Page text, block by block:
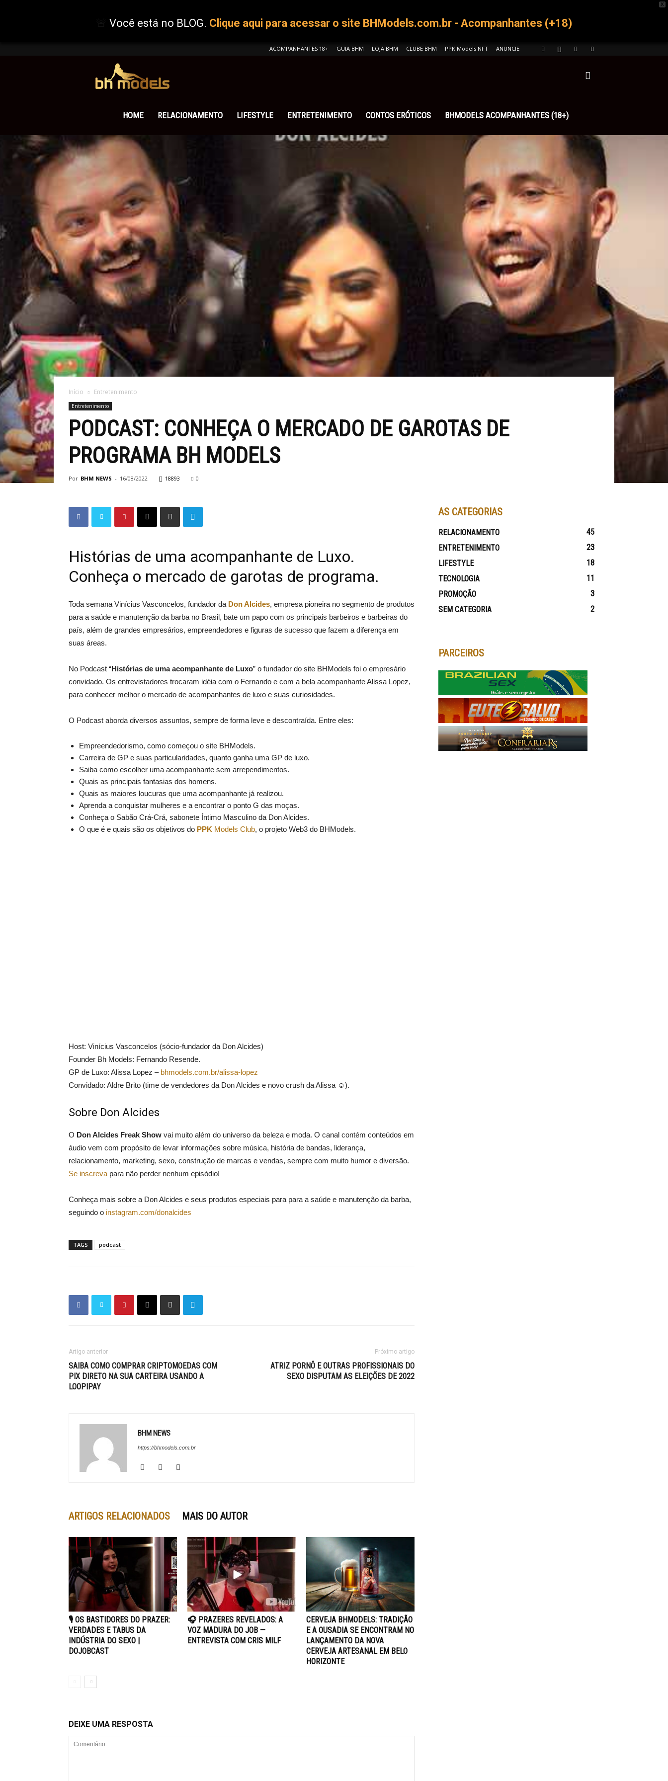
X
Você está no BLOG. Clique aqui para acessar o site BHModels.com.br - Acompanhantes (+18)
ACOMPANHANTES 18+ GUIA BHM LOJA BHM CLUBE BHM PPK Models NFT ANUNCIE
BLOG
HOME RELACIONAMENTO LIFESTYLE ENTRETENIMENTO CONTOS ERÓTICOS BHMODELS ACOMPANHANTES (18+)
Início Entretenimento
Entretenimento
PODCAST: CONHEÇA O MERCADO DE GAROTAS DE
PROGRAMA BH MODELS
Por BHM NEWS - 16/08/2022 18893 0
Histórias de uma acompanhante de Luxo.
Conheça o mercado de garotas de programa.
Toda semana Vinícius Vasconcelos, fundador da Don Alcides, empresa pioneira no segmento de produtos
para a saúde e manutenção da barba no Brasil, bate um papo com os principais barbeiros e barbeiras do
país, além de grandes empresários, empreendedores e figuras de sucesso que fazem a diferença em
suas áreas.
No Podcast “Histórias de uma acompanhante de Luxo” o fundador do site BHModels foi o empresário
convidado. Os entrevistadores trocaram idéia com o Fernando e com a bela acompanhante Alissa Lopez,
para conhecer melhor o mercado de acompanhantes de luxo e suas curiosidades.
O Podcast aborda diversos assuntos, sempre de forma leve e descontraída. Entre eles:
Empreendedorismo, como começou o site BHModels.
Carreira de GP e suas particularidades, quanto ganha uma GP de luxo.
Saiba como escolher uma acompanhante sem arrependimentos.
Quais as principais fantasias dos homens.
Quais as maiores loucuras que uma acompanhante já realizou.
Aprenda a conquistar mulheres e a encontrar o ponto G das moças.
Conheça o Sabão Crá-Crá, sabonete Íntimo Masculino da Don Alcides.
O que é e quais são os objetivos do PPK Models Club, o projeto Web3 do BHModels.
Host: Vinícius Vasconcelos (sócio-fundador da Don Alcides)
Founder Bh Models: Fernando Resende.
GP de Luxo: Alissa Lopez – bhmodels.com.br/alissa-lopez
Convidado: Aldre Brito (time de vendedores da Don Alcides e novo crush da Alissa ☺).
Sobre Don Alcides
O Don Alcides Freak Show vai muito além do universo da beleza e moda. O canal contém conteúdos em
áudio vem com propósito de levar informações sobre música, história de bandas, liderança,
relacionamento, marketing, sexo, construção de marcas e vendas, sempre com muito humor e diversão.
Se inscreva para não perder nenhum episódio!
Conheça mais sobre a Don Alcides e seus produtos especiais para para a saúde e manutenção da barba,
seguindo o instagram.com/donalcides
TAGS podcast
Artigo anterior
SAIBA COMO COMPRAR CRIPTOMOEDAS COM
PIX DIRETO NA SUA CARTEIRA USANDO A
LOOPIPAY
Próximo artigo
ATRIZ PORNÔ E OUTRAS PROFISSIONAIS DO
SEXO DISPUTAM AS ELEIÇÕES DE 2022
BHM NEWS
https://bhmodels.com.br
ARTIGOS RELACIONADOS MAIS DO AUTOR
🎙️ OS BASTIDORES DO PRAZER:
VERDADES E TABUS DA
INDÚSTRIA DO SEXO |
DOJOBCAST
🎧 PRAZERES REVELADOS: A
VOZ MADURA DO JOB —
ENTREVISTA COM CRIS MILF
CERVEJA BHMODELS: TRADIÇÃO
E A OUSADIA SE ENCONTRAM NO
LANÇAMENTO DA NOVA
CERVEJA ARTESANAL EM BELO
HORIZONTE
DEIXE UMA RESPOSTA
AS CATEGORIAS
RELACIONAMENTO
45
ENTRETENIMENTO
23
LIFESTYLE
18
TECNOLOGIA
11
PROMOÇÃO
3
SEM CATEGORIA
2
PARCEIROS